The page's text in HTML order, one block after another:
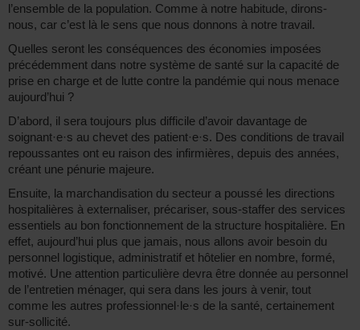
l’ensemble de la population. Comme à notre habitude, dirons-
nous, car c’est là le sens que nous donnons à notre travail.
Quelles seront les conséquences des économies imposées
précédemment dans notre système de santé sur la capacité de
prise en charge et de lutte contre la pandémie qui nous menace
aujourd’hui ?
D’abord, il sera toujours plus difficile d’avoir davantage de
soignant·e·s au chevet des patient·e·s. Des conditions de travail
repoussantes ont eu raison des infirmières, depuis des années,
créant une pénurie majeure.
Ensuite, la marchandisation du secteur a poussé les directions
hospitalières à externaliser, précariser, sous-staffer des services
essentiels au bon fonctionnement de la structure hospitalière. En
effet, aujourd’hui plus que jamais, nous allons avoir besoin du
personnel logistique, administratif et hôtelier en nombre, formé,
motivé. Une attention particulière devra être donnée au personnel
de l’entretien ménager, qui sera dans les jours à venir, tout
comme les autres professionnel·le·s de la santé, certainement
sur-sollicité.